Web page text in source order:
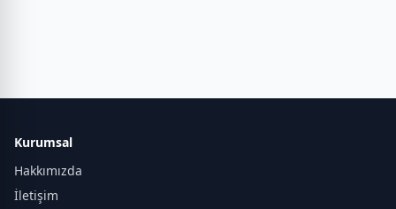
Kurumsal
Hakkımızda
İletişim